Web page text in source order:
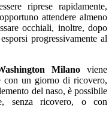
riprese rapidamente,
attendere almeno
occhiali, inoltre, dopo
progressivamente al
Milanoviene
con un giorno di ricovero,
del naso, è possibile
senza ricovero, o con